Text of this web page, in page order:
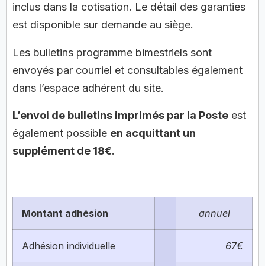
inclus dans la cotisation. Le détail des garanties
est disponible sur demande au siège.
Les bulletins programme bimestriels sont
envoyés par courriel et consultables également
dans l’espace adhérent du site.
L’envoi de bulletins imprimés par la Poste est
également possible en acquittant un
supplément de 18€.
Montant adhésion annuel
Adhésion individuelle 67€